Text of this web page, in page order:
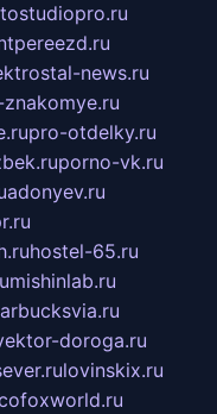
news.ru
pro-otdelky.ru
porno-vk.ru
adonyev.ru
hostel-65.ru
mishinlab.ru
doroga.ru
lovinskix.ru